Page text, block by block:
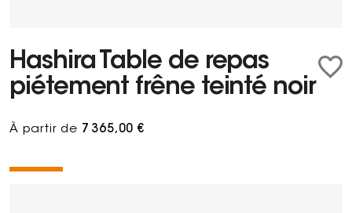
Hashira Table de repas
piétement frêne teinté noir
À partir de 7 365,00 €